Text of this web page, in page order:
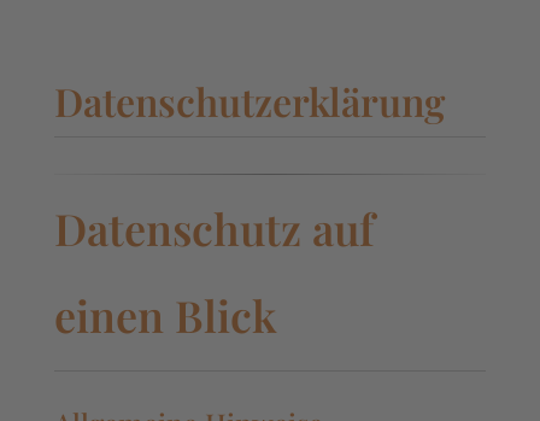
Datenschutzerklärung
Datenschutz auf
einen Blick